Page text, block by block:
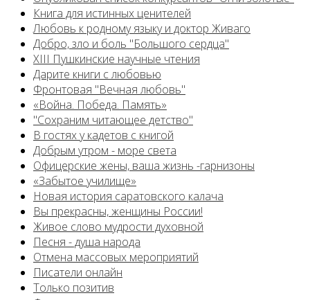
Книга для истинных ценителей
Любовь к родному языку и доктор Живаго
Добро, зло и боль "Большого сердца"
XIII Пушкинские научные чтения
Дарите книги с любовью
Фронтовая "Вечная любовь"
«Война. Победа. Память»
"Сохраним читающее детство"
В гостях у кадетов с книгой
Добрым утром - море света
Офицерские жены, ваша жизнь -гарнизоны
«Забытое училище»
Новая история саратовского калача
Вы прекрасны, женщины России!
Живое слово мудрости духовной
Песня - душа народа
Отмена массовых мероприятий
Писатели онлайн
Только позитив